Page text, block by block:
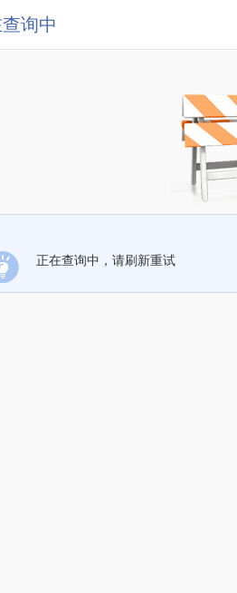
询中
正在查询中，请刷新重试